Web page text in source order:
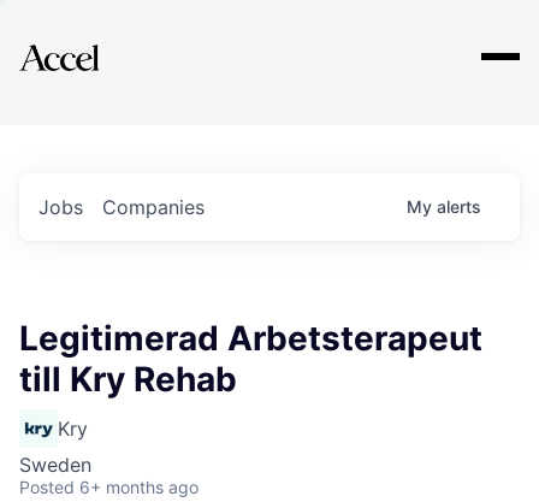
Explore
Jobs Companies My alerts
Legitimerad Arbetsterapeut
till Kry Rehab
Kry
Sweden
Posted 6+ months ago